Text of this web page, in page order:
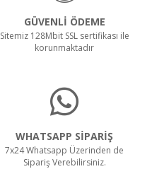
GÜVENLİ ÖDEME
Sitemiz 128Mbit SSL sertifikası ile
korunmaktadır
WHATSAPP SİPARİŞ
7x24 Whatsapp Üzerinden de
Sipariş Verebilirsiniz.